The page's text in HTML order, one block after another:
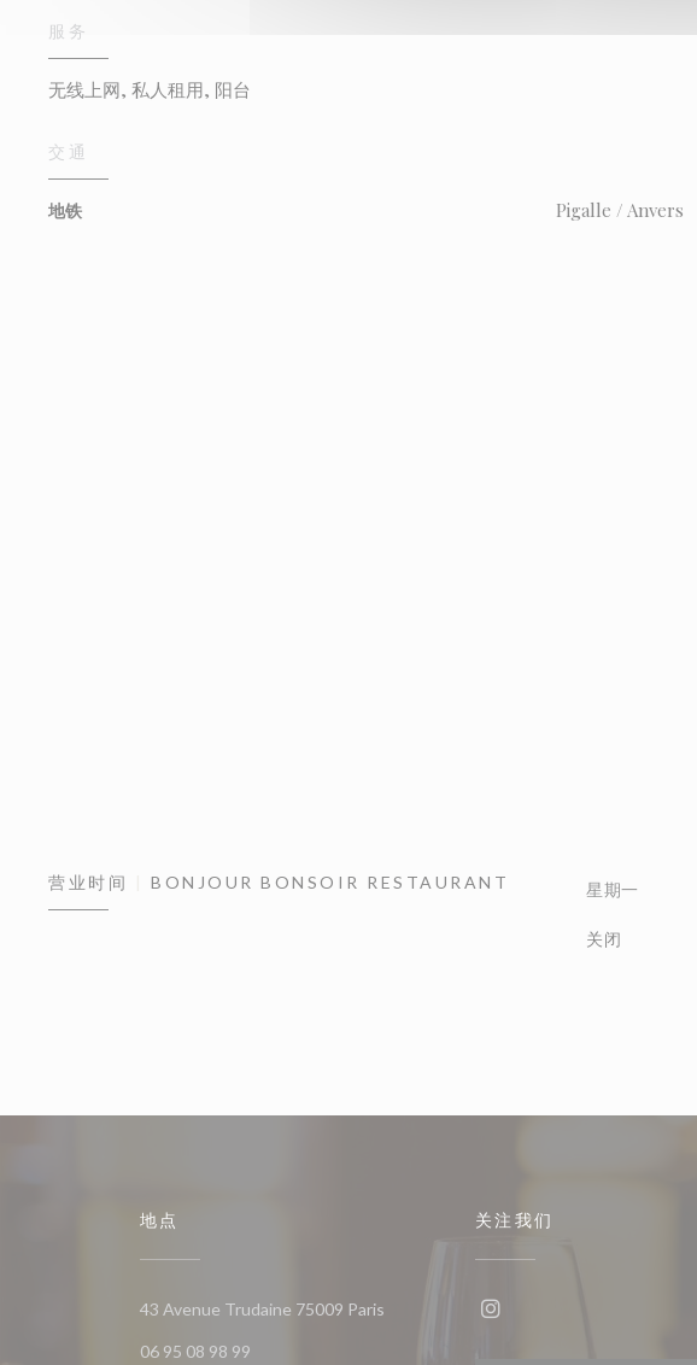
服务
无线上网, 私人租用, 阳台
交通
地铁 Pigalle / Anvers
营业时间 BONJOUR BONSOIR RESTAURANT 星期一
关闭
地点
43 Avenue Trudaine 75009 Paris((在新窗口中打开))
06 95 08 98 99
关注我们